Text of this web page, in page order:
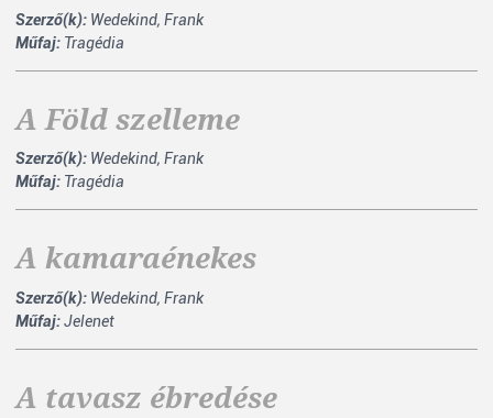
Szerző(k): Wedekind, Frank
Műfaj: Tragédia
A Föld szelleme
Szerző(k): Wedekind, Frank
Műfaj: Tragédia
A kamaraénekes
Szerző(k): Wedekind, Frank
Műfaj:Jelenet
A tavasz ébredése